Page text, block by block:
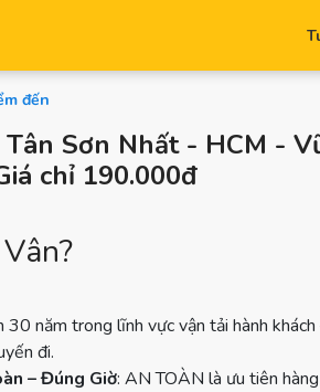
đến
Sơn Nhất - HCM -
chỉ 190.000đ
30 năm trong lĩnh vực vận tải hành
đi.
– Đúng Giờ: AN TOÀN là ưu tiên